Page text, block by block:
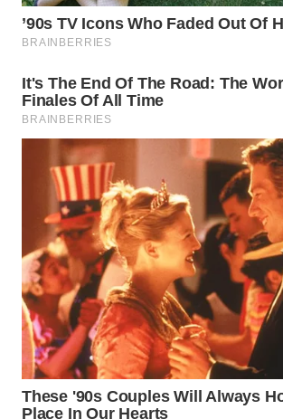
WN
WN
LABUHANBATU
WN
TAPANULI
TENGAH
WN DELI
SERDANG
WN
TEBING
TINGGI
WN